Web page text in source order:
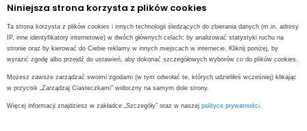
Niniejsza strona korzysta z plików cookies
Ta strona korzysta z plików cookies i innych technologii śledzących do zbierania danych (m.in. adresy
IP, inne identyfikatory internetowe) w dwóch głównych celach: by analizować statystyki ruchu na
stronie oraz by kierować do Ciebie reklamy w innych miejscach w internecie. Kliknij poniżej, by
wyrazić zgodę albo przejdź do ustawień, aby dokonać szczegółowych wyborów co do plików cookies.
Możesz zawsze zarządzać swoimi zgodami (w tym odwołać te, których udzieliłeś wcześniej) klikając
w przycisk „Zarządzaj Ciasteczkami” widoczny na samym dole strony.
Więcej informacji znajdziesz w zakładce „Szczegóły” oraz w naszej polityce prywatności.
Facebook
Pinterest
Instagram